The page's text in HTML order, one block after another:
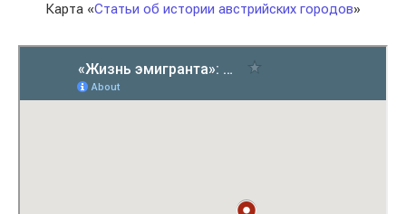
Карта «Статьи об истории австрийских городов»